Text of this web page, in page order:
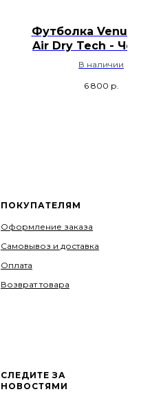
Футболка Venum
Air Dry Tech -
песок
В наличии
6 800 р.
ПОКУПАТЕЛЯМ
Оформление заказа
Самовывоз и доставка
Оплата
Возврат товара
СЛЕДИТЕ ЗА
НОВОСТЯМИ